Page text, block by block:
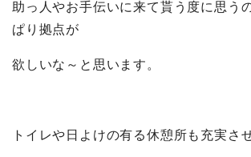
助っ人やお手伝いに来て貰う度に思う
ぱり拠点が
欲しいな～と思います。
トイレや日よけの有る休憩所も充実さ